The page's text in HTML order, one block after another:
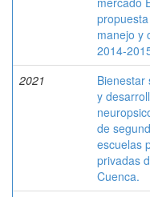
manejo y
2014-
2021
Bienestar
y
de
escuelas
privadas
Cuenca.